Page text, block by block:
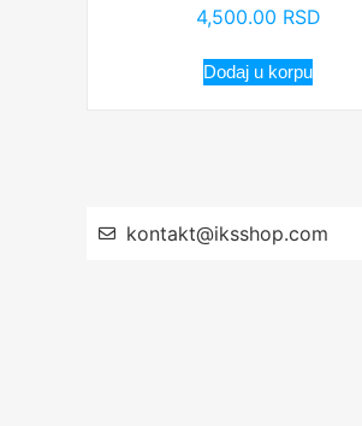
4,500.00 RSD
Dodaj u korpu
kontakt@iksshop.com